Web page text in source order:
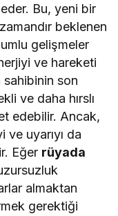
Bu, yeni bir
beklenen
gelişmeler
ve hareketi
sahibinin son
ve daha hırslı
edebilir. Ancak,
ve uyarıyı da
Eğer rüyada
almaktan
gerektiği